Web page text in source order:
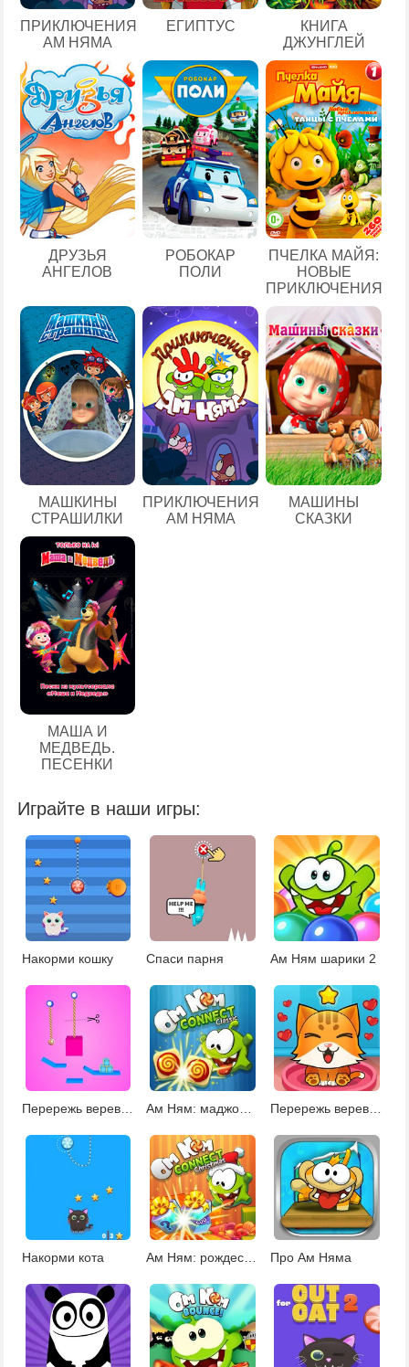
ПРИКЛЮЧЕНИЯ
АМ НЯМА
ЕГИПТУС
КНИГА
ДЖУНГЛЕЙ
ДРУЗЬЯ
АНГЕЛОВ
РОБОКАР
ПОЛИ
ПЧЕЛКА МАЙЯ:
НОВЫЕ
ПРИКЛЮЧЕНИЯ
МАШКИНЫ
СТРАШИЛКИ
ПРИКЛЮЧЕНИЯ
АМ НЯМА
МАШИНЫ
СКАЗКИ
МАША И
МЕДВЕДЬ.
ПЕСЕНКИ
Играйте в наши игры:
Накорми кошку Спаси парня Ам Ням шарики 2
Перережь веревку 4 Ам Ням: маджонг Коннект Перережь веревку: накорми кошку
Накорми кота Ам Ням: рождественский Коннект Про Ам Няма